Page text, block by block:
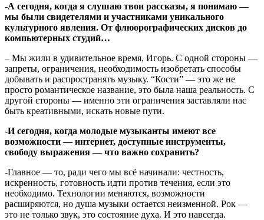
-А сегодня, когда я слушаю твои рассказы, я понимаю —
мы были свидетелями и участниками уникального
культурного явления. От флюорографических дисков до
компьютерных студий…
– Мы жили в удивительное время, Игорь. С одной стороны —
запреты, ограничения, необходимость изобретать способы
добывать и распространять музыку. “Кости” — это же не
просто романтическое название, это была наша реальность. С
другой стороны — именно эти ограничения заставляли нас
быть креативными, искать новые пути.
-И сегодня, когда молодые музыканты имеют все
возможности — интернет, доступные инструменты,
свободу выражения — что важно сохранить?
-Главное — то, ради чего мы всё начинали: честность,
искренность, готовность идти против течения, если это
необходимо. Технологии меняются, возможности
расширяются, но душа музыки остается неизменной. Рок —
это не только звук, это состояние духа. И это навсегда.